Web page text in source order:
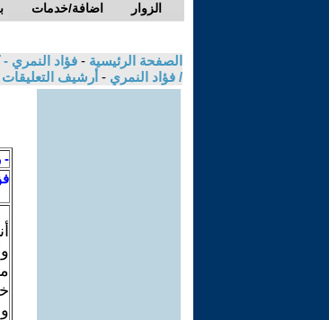
اضافة/خدمات الزوار
الصفحة الرئيسية - فؤاد النمري
/ فؤاد النمري - أرشيف التعليقات
-